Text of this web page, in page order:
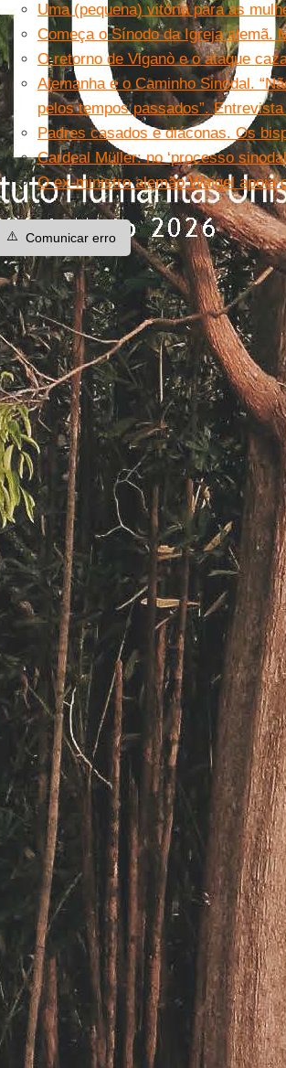
Uma (pequena) vitória para as
Começa o Sínodo da Igreja alemã.
O retorno de Viganò e o ataque
Alemanha e o Caminho Sinodal.
pelos tempos passados”.
Padres casados ​​e diáconas. Os
Cardeal Müller: no ‘processo
O ex-ministro alemão Waigel apoia
⚠️ Comunicar erro